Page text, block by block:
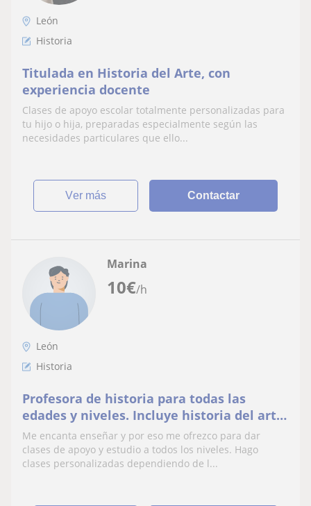
León
Historia
Titulada en Historia del Arte, con
experiencia docente
Clases de apoyo escolar totalmente personalizadas para
tu hijo o hija, preparadas especialmente según las
necesidades particulares que ello...
ver más Contactar
10€/h
Marina
León
Historia
Profesora de historia para todas las
edades y niveles. Incluye historia del arte,
historia de España e historia
contemporánea
Me encanta enseñar y por eso me ofrezco para dar
clases de apoyo y estudio a todos los niveles. Hago
clases personalizadas dependiendo de l...